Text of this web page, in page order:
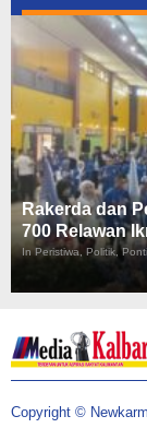
Rakerda dan
700 Relawan
In Peristiwa, Politik,
Copyright ©